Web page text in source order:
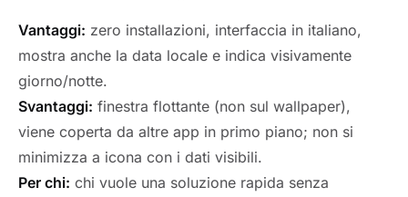
Vantaggi: zero installazioni, interfaccia in italiano,
mostra anche la data locale e indica visivamente
giorno/notte.
Svantaggi: finestra flottante (non sul wallpaper),
viene coperta da altre app in primo piano; non si
minimizza a icona con i dati visibili.
Per chi: chi vuole una soluzione rapida senza